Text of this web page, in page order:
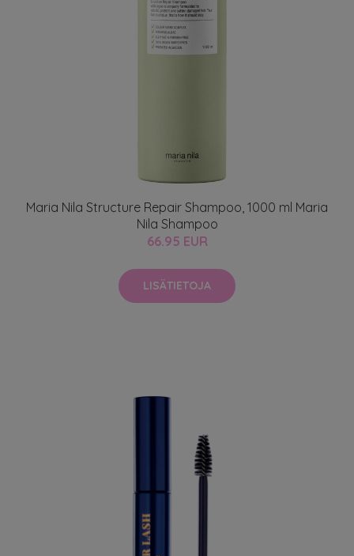
Maria Nila Structure Repair Shampoo, 1000 ml Maria
Nila Shampoo
66.95 EUR
LISÄTIETOJA